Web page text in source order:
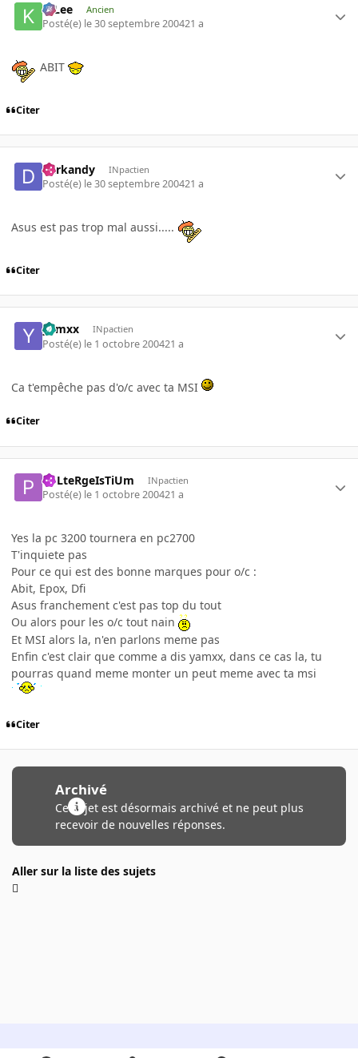
K-Lee Ancien
Posté(e) le 30 septembre 200421 a
ABIT
Citer
darkandy INpactien
Posté(e) le 30 septembre 200421 a
Asus est pas trop mal aussi.....
Citer
yamxx INpactien
Posté(e) le 1 octobre 200421 a
Ca t'empêche pas d'o/c avec ta MSI
Citer
PoLteRgeIsTiUm INpactien
Posté(e) le 1 octobre 200421 a
Yes la pc 3200 tournera en pc2700
T'inquiete pas
Pour ce qui est des bonne marques pour o/c :
Abit, Epox, Dfi
Asus franchement c'est pas top du tout
Ou alors pour les o/c tout nain
Et MSI alors la, n'en parlons meme pas
Enfin c'est clair que comme a dis yamxx, dans ce cas la, tu
pourras quand meme monter un peut meme avec ta msi
Citer
Archivé
Ce sujet est désormais archivé et ne peut plus
recevoir de nouvelles réponses.
Aller sur la liste des sujets